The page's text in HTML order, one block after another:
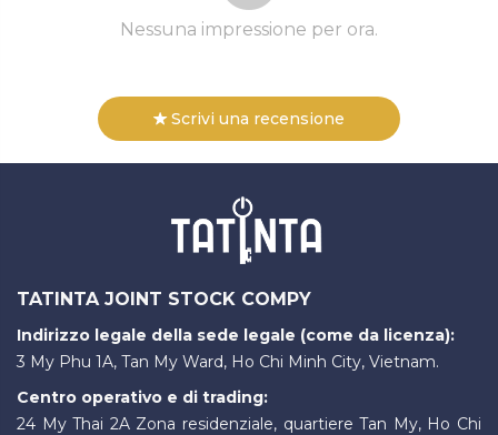
Nessuna impressione per ora.
Scrivi una recensione
TATINTA JOINT STOCK COMPY
Indirizzo legale della sede legale (come da licenza):
3 My Phu 1A, Tan My Ward, Ho Chi Minh City, Vietnam.
Centro operativo e di trading:
24 My Thai 2A Zona residenziale, quartiere Tan My, Ho Chi